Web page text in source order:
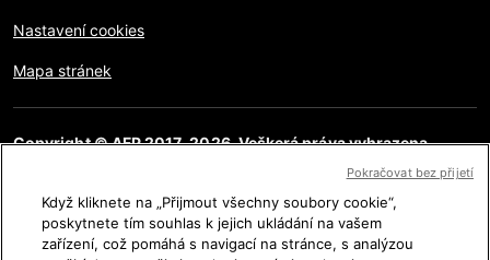
Nastavení cookies
Mapa stránek
Copyright © AFP 2017-2026. Veškerá práva vyhrazena.
využívat funkce sdílení pro osobní, soukromé a nekomerční
účely. Jakékoliv jiné použití, zvláště pro reprodukci, komunikaci
s veřejností či distribuci obsahu této stránky, ať již celé či jejích
částí, pro jakýkoliv jiný účel a/nebo jakýmkoliv jiným způsobem
bez specifické licence podepsané AFP je přísně zakázáno.
Když kliknete na „Přijmout všechny soubory cookie“,
poskytnete tím souhlas k jejich ukládání na vašem
zařízení, což pomáhá s navigací na stránce, s analýzou
Pokračovat bez přijetí